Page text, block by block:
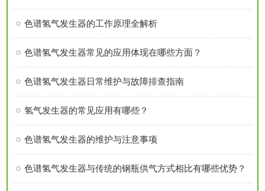
色谱氢气发生器的工作原理全解析
色谱氢气发生器常见的应用体现在哪些方面？
色谱氢气发生器日常维护与故障排查指南
氢气发生器的常见应用有哪些？
色谱氢气发生器的维护与注意事项
色谱氢气发生器与传统的钢瓶供气方式相比有哪些优势？